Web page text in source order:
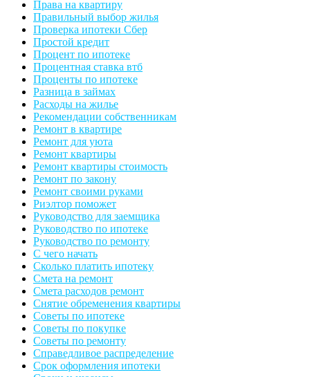
Права на квартиру
Правильный выбор жилья
Проверка ипотеки Сбер
Простой кредит
Процент по ипотеке
Процентная ставка втб
Проценты по ипотеке
Разница в займах
Расходы на жилье
Рекомендации собственникам
Ремонт в квартире
Ремонт для уюта
Ремонт квартиры
Ремонт квартиры стоимость
Ремонт по закону
Ремонт своими руками
Риэлтор поможет
Руководство для заемщика
Руководство по ипотеке
Руководство по ремонту
С чего начать
Сколько платить ипотеку
Смета на ремонт
Смета расходов ремонт
Снятие обременения квартиры
Советы по ипотеке
Советы по покупке
Советы по ремонту
Справедливое распределение
Срок оформления ипотеки